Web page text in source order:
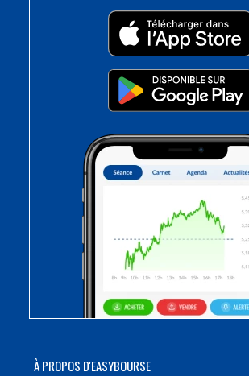
À PROPOS D'EASYBOURSE